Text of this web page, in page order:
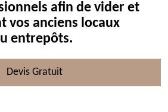
afin de vider et
vos anciens locaux
entrepôts.
Devis Gratuit